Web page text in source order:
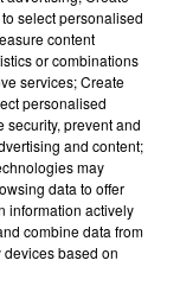
comprendre
quatre
préfet, ont
et prises en
de Degré.
du Mans,
Yves Calippe,
le réseau
volontaires
select personalised
content
or combinations
services; Create
personalised
security, prevent and
and content;
may
data to offer
information actively
combine data from
based on